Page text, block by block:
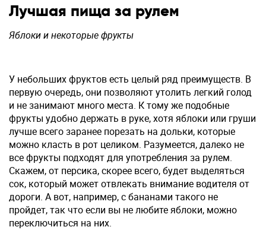
Лучшая пища за рулем
Яблоки и некоторые фрукты
У небольших фруктов есть целый ряд преимуществ. В
первую очередь, они позволяют утолить легкий голод
и не занимают много места. К тому же подобные
фрукты удобно держать в руке, хотя яблоки или груши
лучше всего заранее порезать на дольки, которые
можно класть в рот целиком. Разумеется, далеко не
все фрукты подходят для употребления за рулем.
Скажем, от персика, скорее всего, будет выделяться
сок, который может отвлекать внимание водителя от
дороги. А вот, например, с бананами такого не
пройдет, так что если вы не любите яблоки, можно
переключиться на них.